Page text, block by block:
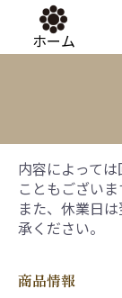
ホーム
内容によって
こともございま
また、休業日
承ください。
商品情報